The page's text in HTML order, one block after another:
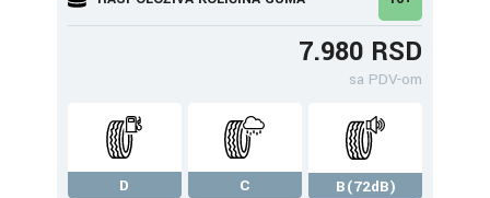
7.980 RSD
sa PDV-om
D C
B(72dB)